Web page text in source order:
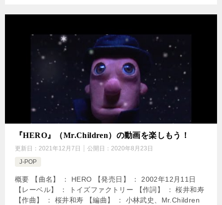
『HERO』（Mr.Children）の動画を楽しもう！
更新日： 2021年12月7日 公開日： 2020年8月23日
J-POP
概要 【曲名】 ： HERO 【発売日】 ： 2002年12月11日
【レーベル】 ： トイズファクトリー 【作詞】 ： 桜井和寿
【作曲】 ： 桜井和寿 【編曲】 ： 小林武史、Mr.Children